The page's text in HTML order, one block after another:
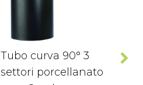
Tubo curva 90° 3
settori porcellanato